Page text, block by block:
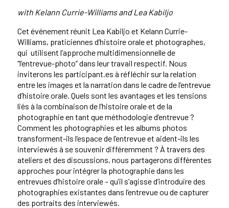
with Kelann Currie-Williams and Lea Kabiljo
Cet événement réunit Lea Kabiljo et Kelann Currie-
Williams, praticiennes d’histoire orale et photographes,
qui utilisent l’approche multidimensionnelle de
“l’entrevue-photo’’ dans leur travail respectif. Nous
inviterons les participant.es à réfléchir sur la relation
entre les images et la narration dans le cadre de l’entrevue
d’histoire orale. Quels sont les avantages et les tensions
liés à la combinaison de l’histoire orale et de la
photographie en tant que méthodologie d’entrevue ?
Comment les photographies et les albums photos
transforment-ils l’espace de l’entrevue et aident-ils les
interviewés à se souvenir différemment ? À travers des
ateliers et des discussions, nous partagerons différentes
approches pour intégrer la photographie dans les
entrevues d’histoire orale – qu’il s’agisse d’introduire des
photographies existantes dans l’entrevue ou de capturer
des portraits des interviewés.